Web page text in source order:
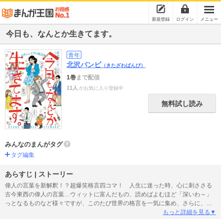
新規登録 ログイン メニュー
今日も、なんとか生きてます。
青年
北沢バンビ （きたざわばんび）
1巻まで配信
11人 がお気に入り登録中
無料試し読み
みんなのまんがタグ
タグ編集
あらすじ | ストーリー
偉人の言葉を新解釈！？超爆笑格言四コマ！ 人生に迷った時、心に刺ささる
古今東西の偉人の言葉…ウィットに富んだもの、読めばよむほど「深いわ～」
っとなるものなど様々ですが、このたび世界の格言を一気に集め、さらに、今
までになかった超斬新、斜め上からの解釈で四コマに！！食品会社の営業部に
もっと詳細を見る▼